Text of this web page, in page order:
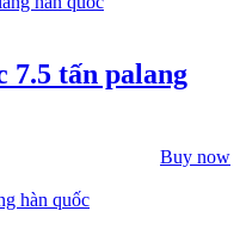
7.5 tấn palang
Buy now